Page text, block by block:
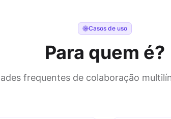
Casos de uso
Para quem é?
frequentes de colaboração